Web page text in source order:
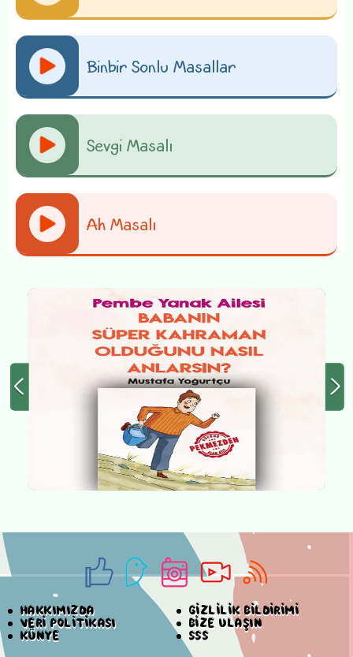
Binbir Sonlu Masallar
Sevgi Masalı
Ah Masalı
HAKKIMIZDA
GİZLİLİK BİLDİRİMİ
VERİ POLİTİKASI
BİZE ULAŞIN
KÜNYE
SSS